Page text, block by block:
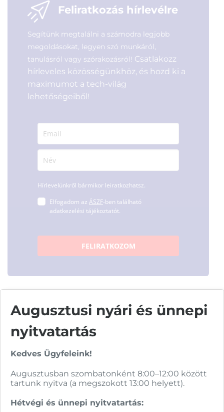
Kategória:
Gyártó:Asus
Garanciaidő:
ÁFA:0%
18 900 Ft
Feliratkozás hírlevélre
Segítünk megtalálni a számodra legjobb
megoldásokat, legyen szó munkáról,
tanulásról vagy szórakozásról! Csatlakozz
hírleveles közösségünkhöz, és hozd ki a
maximumot a tech-világ
lehetőségeiből!
Hírlevelünkről bármikor leiratkozhatsz.
Elfogadom az ÁSZF-ben található
adatkezelési tájékoztatót.
FELIRATKOZOM
Vásárolj nálunk!
Nagy raktárkészlet
Garanciavállalás
Augusztusi nyári és ünnepi
nyitvatartás
Kedves Ügyfeleink!
Augusztusban szombatonként 8:00–12:00 között
tartunk nyitva (a megszokott 13:00 helyett).
Hétvégi és ünnepi nyitvatartás: